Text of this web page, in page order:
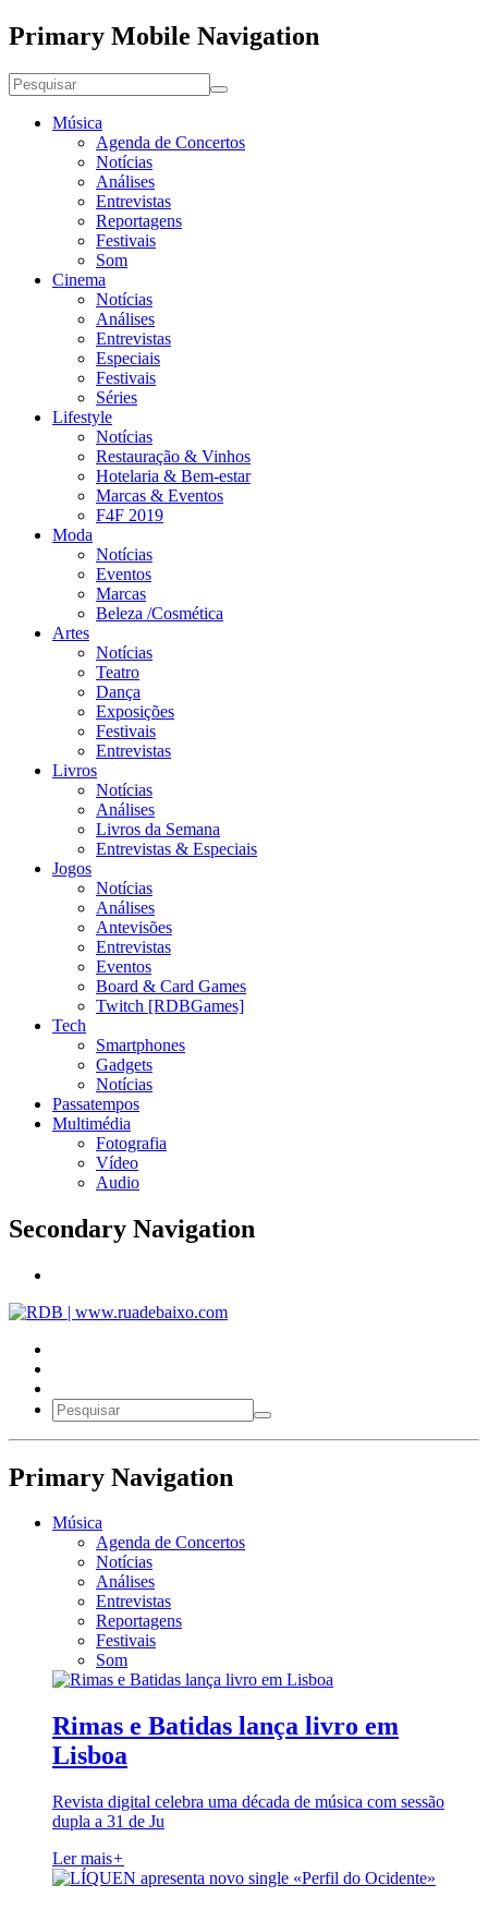
Primary Mobile Navigation
Música
Agenda de Concertos
Notícias
Análises
Entrevistas
Reportagens
Festivais
Som
Cinema
Notícias
Análises
Entrevistas
Especiais
Festivais
Séries
Lifestyle
Notícias
Restauração & Vinhos
Hotelaria & Bem-estar
Marcas & Eventos
F4F 2019
Moda
Notícias
Eventos
Marcas
Beleza /Cosmética
Artes
Notícias
Teatro
Dança
Exposições
Festivais
Entrevistas
Livros
Notícias
Análises
Livros da Semana
Entrevistas & Especiais
Jogos
Notícias
Análises
Antevisões
Entrevistas
Eventos
Board & Card Games
Twitch [RDBGames]
Tech
Smartphones
Gadgets
Notícias
Passatempos
Multimédia
Fotografia
Vídeo
Audio
Secondary Navigation
Primary Navigation
Música
Agenda de Concertos
Notícias
Análises
Entrevistas
Reportagens
Festivais
Som
Rimas e Batidas lança livro em
Lisboa
Revista digital celebra uma década de música com sessão
dupla a 31 de Ju
Ler mais+